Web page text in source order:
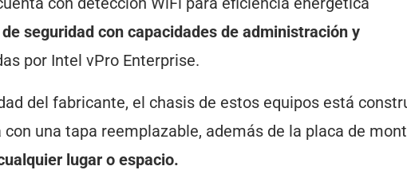
seguridad con capacidades de administración y
por Intel vPro Enterprise.
del fabricante, el chasis de estos equipos está
una tapa reemplazable, además de la placa de
lugar o espacio.